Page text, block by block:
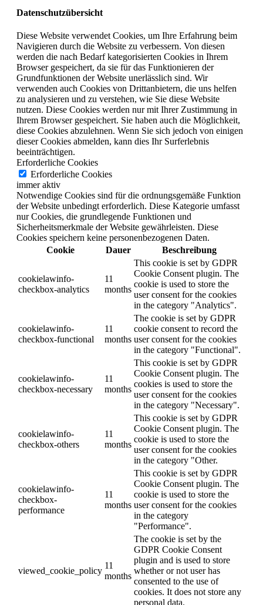
Datenschutzübersicht
Diese Website verwendet Cookies, um Ihre Erfahrung beim
Navigieren durch die Website zu verbessern. Von diesen
werden die nach Bedarf kategorisierten Cookies in Ihrem
Browser gespeichert, da sie für das Funktionieren der
Grundfunktionen der Website unerlässlich sind. Wir
verwenden auch Cookies von Drittanbietern, die uns helfen
zu analysieren und zu verstehen, wie Sie diese Website
nutzen. Diese Cookies werden nur mit Ihrer Zustimmung in
Ihrem Browser gespeichert. Sie haben auch die Möglichkeit,
diese Cookies abzulehnen. Wenn Sie sich jedoch von einigen
dieser Cookies abmelden, kann dies Ihr Surferlebnis
beeinträchtigen.
Erforderliche Cookies
Erforderliche Cookies
immer aktiv
Notwendige Cookies sind für die ordnungsgemäße Funktion
der Website unbedingt erforderlich. Diese Kategorie umfasst
nur Cookies, die grundlegende Funktionen und
Sicherheitsmerkmale der Website gewährleisten. Diese
Cookies speichern keine personenbezogenen Daten.
Cookie
Dauer Beschreibung
cookielawinfo-
checkbox-analytics
11
months
This cookie is set by GDPR
Cookie Consent plugin. The
cookie is used to store the
user consent for the cookies
in the category "Analytics".
cookielawinfo-
checkbox-functional
11
months
The cookie is set by GDPR
cookie consent to record the
user consent for the cookies
in the category "Functional".
cookielawinfo-
checkbox-necessary
11
months
This cookie is set by GDPR
Cookie Consent plugin. The
cookies is used to store the
user consent for the cookies
in the category "Necessary".
cookielawinfo-
checkbox-others
11
months
This cookie is set by GDPR
Cookie Consent plugin. The
cookie is used to store the
user consent for the cookies
in the category "Other.
cookielawinfo-
checkbox-
performance
11
months
This cookie is set by GDPR
Cookie Consent plugin. The
cookie is used to store the
user consent for the cookies
in the category
"Performance".
viewed_cookie_policy
11
months
The cookie is set by the
GDPR Cookie Consent
plugin and is used to store
whether or not user has
consented to the use of
cookies. It does not store any
personal data.